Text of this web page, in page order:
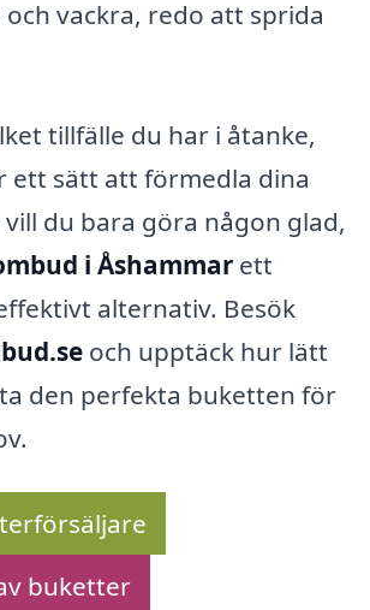
vackra, redo att sprida
tillfälle du har i åtanke,
ett sätt att förmedla dina
vill du bara göra någon glad,
i Åshammar ett
alternativ. Besök
och upptäck hur lätt
den perfekta buketten för
buketter